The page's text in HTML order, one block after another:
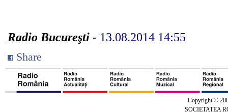
Radio Bucureşti - 13.08.2014 14:55
Share
Copyright ©
SOCIETATEA